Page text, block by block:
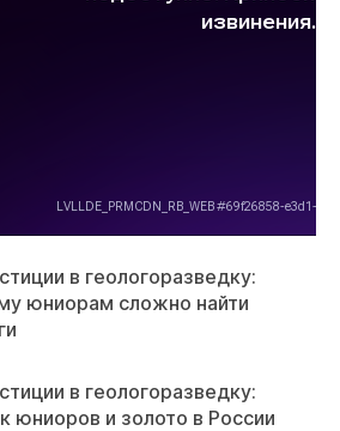
в геологоразведку:
юниорам сложно найти
в геологоразведку:
юниоров и золото в России